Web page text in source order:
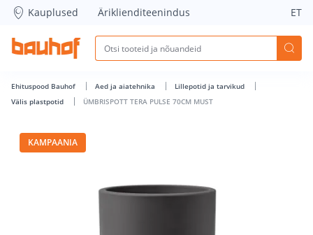
ÜMBRISPOTT TERA PULSE 70CM MUST - Bauhof has loaded
Kauplused Äriklienditeenindus ET
Ehituspood Bauhof Aed ja aiatehnika
Lillepotid ja tarvikud
Välis plastpotid
ÜMBRISPOTT TERA PULSE 70CM MUST
KAMPAANIA